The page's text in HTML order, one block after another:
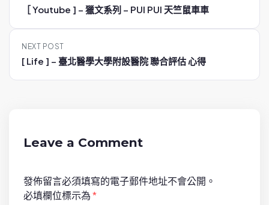
t
v
［ Youtube ] – 獵文系列 – PUI PUI 天竺鼠車車
NEXT POST
[ Life ] – 臺北醫學大學附設醫院 聯合評估 心得
Leave a Comment
發佈留言必須填寫的電子郵件地址不會公開。
必填欄位標示為*